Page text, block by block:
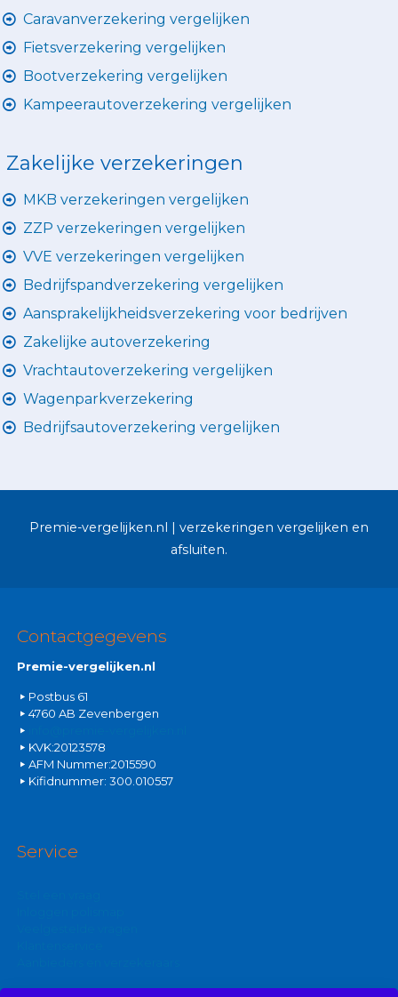
Caravanverzekering vergelijken
Fietsverzekering vergelijken
Bootverzekering vergelijken
Kampeerautoverzekering vergelijken
Zakelijke verzekeringen
MKB verzekeringen vergelijken
ZZP verzekeringen vergelijken
VVE verzekeringen vergelijken
Bedrijfspandverzekering vergelijken
Aansprakelijkheidsverzekering voor bedrijven
Zakelijke autoverzekering
Vrachtautoverzekering vergelijken
Wagenparkverzekering
Bedrijfsautoverzekering vergelijken
Premie-vergelijken.nl | verzekeringen vergelijken en
afsluiten.
Contactgegevens
Premie-vergelijken.nl
Postbus 61
4760 AB Zevenbergen
KVK:20123578
AFM Nummer:2015590
Kifidnummer: 300.010557
Service